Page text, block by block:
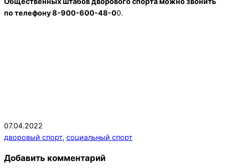
по телефону 8-900-600-48-00.
2022-
04-
07.04.2022
дворовый спорт, социальный спорт
Добавить комментарий